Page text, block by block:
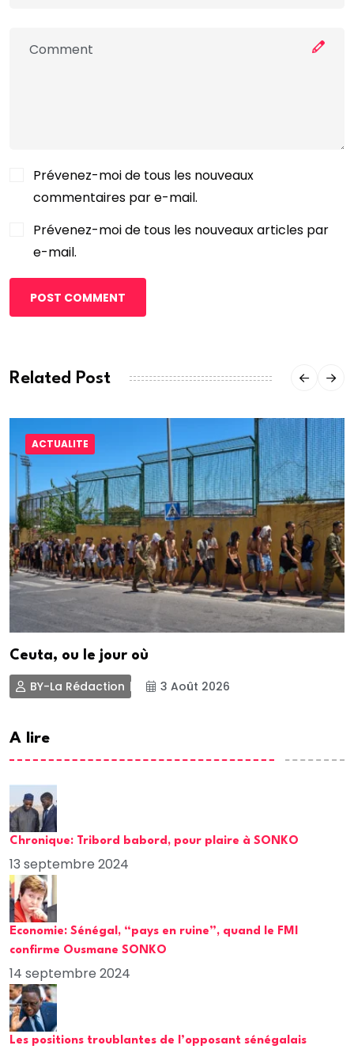
Prévenez-moi de tous les nouveaux
commentaires par e-mail.
Prévenez-moi de tous les nouveaux articles par
e-mail.
POST COMMENT
Related Post
ACTUALITE
Ceuta, ou le jour où
BY-La Rédaction 3 Août 2026
A lire
Chronique: Tribord babord, pour plaire à SONKO
13 septembre 2024
Economie: Sénégal, “pays en ruine”, quand le FMI
confirme Ousmane SONKO
14 septembre 2024
Les positions troublantes de l’opposant sénégalais